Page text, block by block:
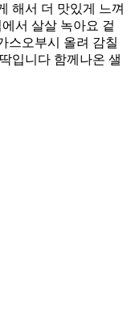
해서 더 맛있게 느껴
서 살살 녹아요 겉
스오부시 올려 감칠
입니다 함께나온 샐